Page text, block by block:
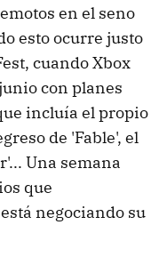
en el seno
esto ocurre justo
cuando Xbox
con planes
incluía el propio
de 'Fable', el
Una semana
que
está negociando su